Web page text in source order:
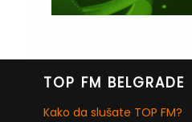
TOP FM BELGRADE
Kako da slušate TOP FM?